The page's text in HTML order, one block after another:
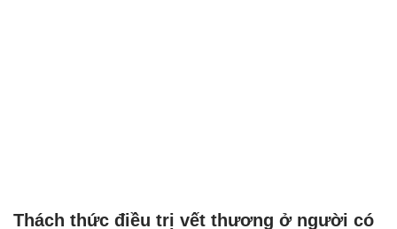
Thách thức điều trị vết thương ở người có